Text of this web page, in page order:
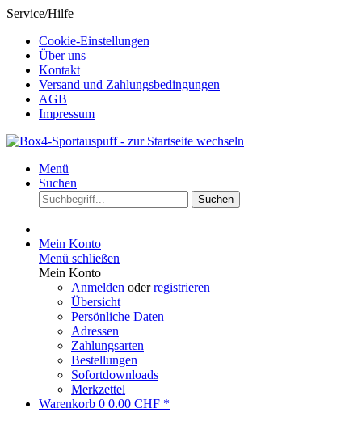
Service/Hilfe
Cookie-Einstellungen
Über uns
Kontakt
Versand und Zahlungsbedingungen
AGB
Impressum
Menü
Suchen
Suchen
Mein Konto
Menü schließen
Mein Konto
Anmelden oderregistrieren
Übersicht
Persönliche Daten
Adressen
Zahlungsarten
Bestellungen
Sofortdownloads
Merkzettel
Warenkorb 0 0.00 CHF *